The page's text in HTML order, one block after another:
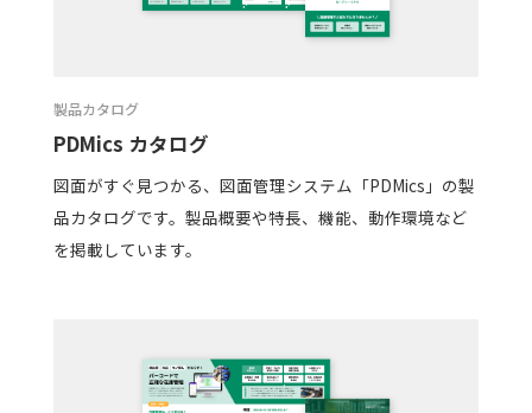
製品カタログ
PDMics カタログ
図面がすぐ見つかる、図面管理システム「PDMics」の製
品カタログです。製品概要や特長、機能、動作環境など
を掲載しています。